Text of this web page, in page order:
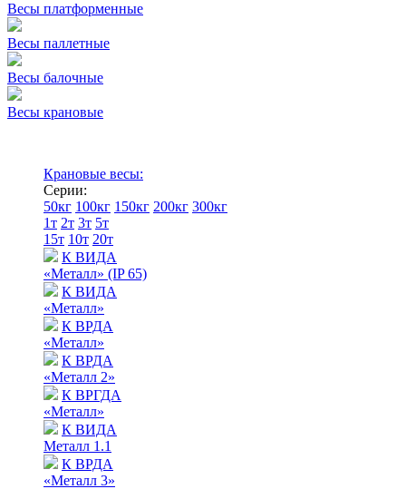
Весы платформенные
Весы паллетные
Весы балочные
Весы крановые
Крановые весы:
Серии:
50кг 100кг 150кг 200кг 300кг
1т 2т 3т 5т
15т 10т 20т
К ВИДА
«Металл» (IP 65)
К ВИДА
«Металл»
К ВРДА
«Металл»
К ВРДА
«Металл 2»
К ВРГДА
«Металл»
К ВИДА
Металл 1.1
К ВРДА
«Металл 3»